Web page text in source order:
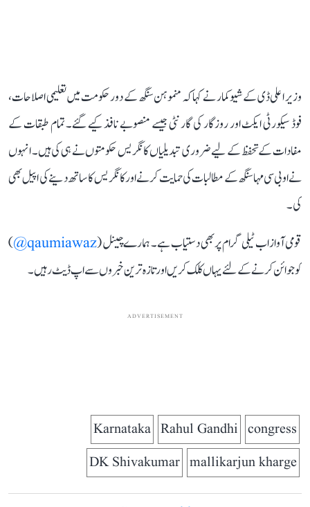
وزیر اعلی ڈی کے شیوکمار نے کہا کہ منموہن سنگھ کے دور حکومت میں تعلیمی اصلاحات،
فوڈ سیکورٹی ایکٹ اور روزگار کی گارنٹی جیسے منصوبے نافذ کیے گئے۔ تمام طبقات کے
مفادات کے تحفظ کے لیے ضروری تبدیلیاں کانگریس حکومتوں نے ہی کی ہیں۔ انہوں
نے او بی سی مہاسنگھ کے مطالبات کی حمایت کرنے اور کانگریس کا ساتھ دینے کی اپیل بھی
کی۔
قومی آواز اب ٹیلی گرام پر بھی دستیاب ہے۔ ہمارے چینل (qaumiawaz@
)
کو جوائن کرنے کے لئے یہاں کلک کریں اور تازہ ترین خبروں سے اپ ڈیٹ رہیں۔
ADVERTISEMENT
congress
Rahul Gandhi
Karnataka
mallikarjun kharge
DK Shivakumar